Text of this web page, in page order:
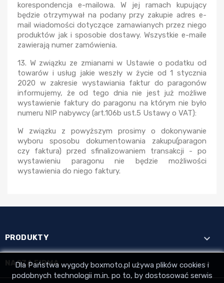
korespondencja e-mailowa. W jej ramach kupujący
będzie otrzymywał na podany przy zakupie adres e-
mail wiadomości dotyczące zamawianych przez niego
produktów jak i sposobie dostawy. Wszystkie e-maile
zawierają numer zamówienia.
13. W związku ze zmianami w Ustawie o podatku od
towarów i usług jakie weszły w życie od 1 stycznia
2020 w zakresie wystawiania faktur do paragonów
informujemy, że od tego dnia nie jest już możliwe
wystawienie faktury do paragonu na którym nie było
numeru NIP nabywcy (art.106b ust.5 Ustawy o VAT):
W związku z powyższym prosimy o dokonywanie
wyboru sposobu dokumentowania zakupu(paragon
czy faktura) przed sfinalizowaniem transakcji - po
wystawieniu paragonu nie będzie możliwości
wystawienia do niego faktury.
PRODUKTY 
NASZA FIRMA 
Dla Państwa wygody boxmoto.pl używa plików cookies i
podobnych technologii m.in. po to, by dostosować serwis